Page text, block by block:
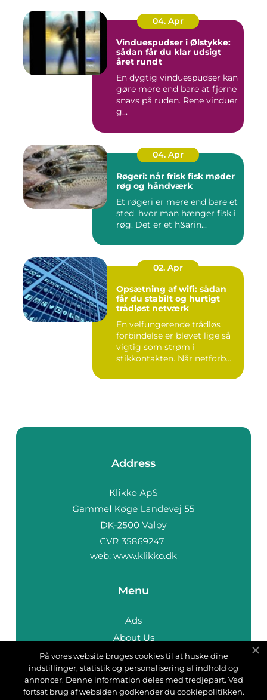
04. Apr
Vinduespudser i Ølstykke:
sådan får du klar udsigt
året rundt
En dygtig vinduespudser kan
gøre mere end bare at fjerne
snavs på ruden. Rene vinduer
g...
04. Apr
Røgeri: når frisk fisk møder
røg og håndværk
Et røgeri er mere end bare et
sted, hvor man hænger fisk i
røg. Det er et h&arin...
02. Apr
Opsætning af wifi: sådan
får du stabilt og hurtigt
trådløst netværk
En velfungerende trådløs
forbindelse er blevet lige så
vigtig som strøm i
stikkontakten. Når netforb...
Address
web: www.klikko.dk
Menu
Ads
About Us
Cookies
Contact
Sitemap
På vores website bruges cookies til at huske dine
indstillinger, statistik og personalisering af indhold og
annoncer. Denne information deles med tredjepart. Ved
fortsat brug af websiden godkender du cookiepolitikken.